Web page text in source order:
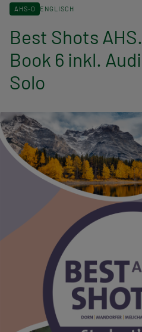
d
n
a
v
i
g
a
AHS-O ENGLISCH
Best Shots
Book 6 inkl.
Solo